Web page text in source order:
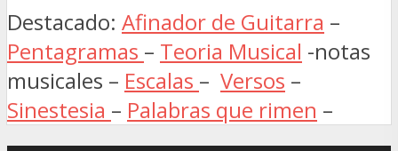
Destacado: Afinador de Guitarra –
Pentagramas – Teoria Musical -notas
musicales – Escalas – Versos –
Sinestesia – Palabras que rimen –